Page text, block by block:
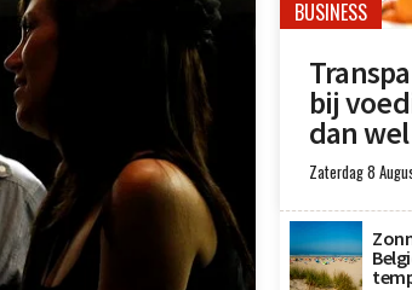
BUSINESS
bij
dan
Zaterdag 8